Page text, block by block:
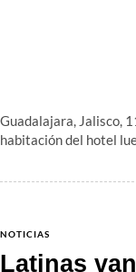
Guadalajara, Jalisco,
habitación del hotel
NOTICIAS
Latinas